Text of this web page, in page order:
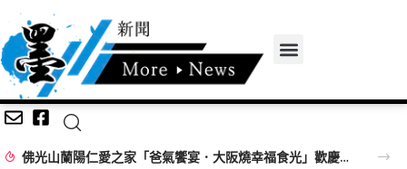
佛光山蘭陽仁愛之家「爸氣饗宴．大阪燒幸福食光」歡慶父親節